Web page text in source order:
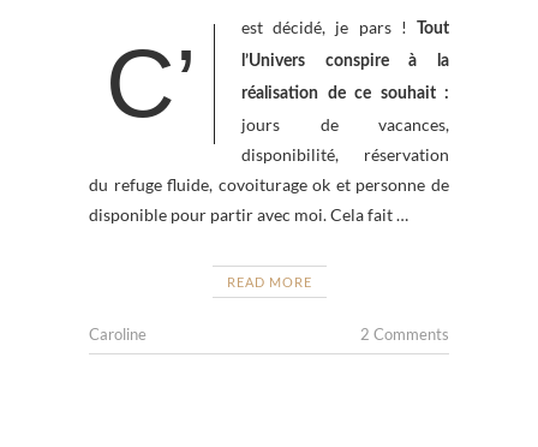
C’
est décidé, je pars !
Tout
l’Univers conspire à la
réalisation de ce souhait :
jours de vacances,
disponibilité, réservation
du refuge fluide, covoiturage ok et personne de
disponible pour partir avec moi. Cela fait …
READ MORE
Caroline 2 Comments